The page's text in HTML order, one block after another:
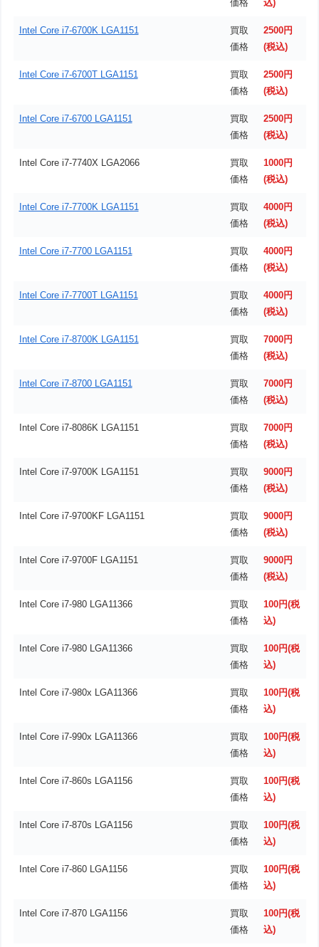
価格 込)
Intel Core i7-6700K LGA1151
買取
価格
2500円
(税込)
Intel Core i7-6700T LGA1151
買取
価格
2500円
(税込)
Intel Core i7-6700 LGA1151
買取
価格
2500円
(税込)
Intel Core i7-7740X LGA2066
買取
価格
1000円
(税込)
Intel Core i7-7700K LGA1151
買取
価格
4000円
(税込)
Intel Core i7-7700 LGA1151
買取
価格
4000円
(税込)
Intel Core i7-7700T LGA1151
買取
価格
4000円
(税込)
Intel Core i7-8700K LGA1151
買取
価格
7000円
(税込)
Intel Core i7-8700 LGA1151
買取
価格
7000円
(税込)
Intel Core i7-8086K LGA1151
買取
価格
7000円
(税込)
Intel Core i7-9700K LGA1151
買取
価格
9000円
(税込)
Intel Core i7-9700KF LGA1151
買取
価格
9000円
(税込)
Intel Core i7-9700F LGA1151
買取
価格
9000円
(税込)
Intel Core i7-980 LGA11366
買取
価格
100円(税
込)
Intel Core i7-980 LGA11366
買取
価格
100円(税
込)
Intel Core i7-980x LGA11366
買取
価格
100円(税
込)
Intel Core i7-990x LGA11366
買取
価格
100円(税
込)
Intel Core i7-860s LGA1156
買取
価格
100円(税
込)
Intel Core i7-870s LGA1156
買取
価格
100円(税
込)
Intel Core i7-860 LGA1156
買取
価格
100円(税
込)
Intel Core i7-870 LGA1156
買取
価格
100円(税
込)